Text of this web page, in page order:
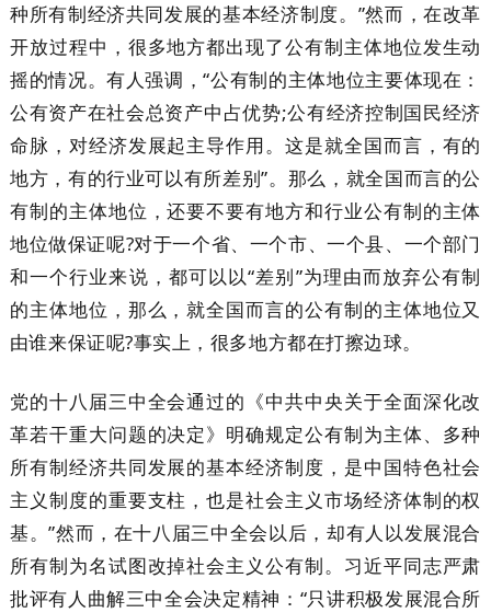
种所有制经济共同发展的基本经济制度。”然而，在改革
开放过程中，很多地方都出现了公有制主体地位发生动
摇的情况。有人强调，“公有制的主体地位主要体现在：
公有资产在社会总资产中占优势;公有经济控制国民经济
命脉，对经济发展起主导作用。这是就全国而言，有的
地方，有的行业可以有所差别”。那么，就全国而言的公
有制的主体地位，还要不要有地方和行业公有制的主体
地位做保证呢?对于一个省、一个市、一个县、一个部门
和一个行业来说，都可以以“差别”为理由而放弃公有制
的主体地位，那么，就全国而言的公有制的主体地位又
由谁来保证呢?事实上，很多地方都在打擦边球。
党的十八届三中全会通过的《中共中央关于全面深化改
革若干重大问题的决定》明确规定公有制为主体、多种
所有制经济共同发展的基本经济制度，是中国特色社会
主义制度的重要支柱，也是社会主义市场经济体制的权
基。”然而，在十八届三中全会以后，却有人以发展混合
所有制为名试图改掉社会主义公有制。习近平同志严肃
批评有人曲解三中全会决定精神：“只讲积极发展混合所